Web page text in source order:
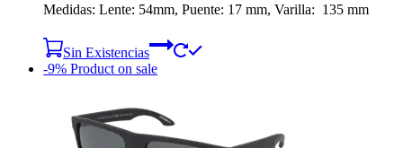
Medidas: Lente: 54mm, Puente: 17 mm, Varilla: 135 mm
Sin Existencias
-9% Product on sale